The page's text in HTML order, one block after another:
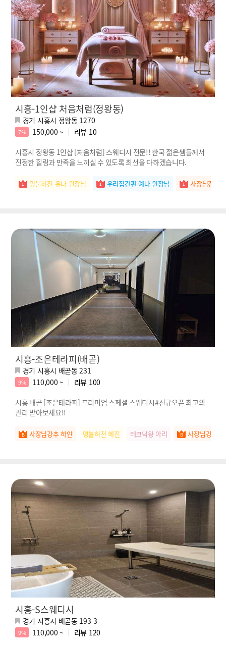
시흥-1인샵 처음처럼(정왕동)
경기 시흥시 정왕동 1270
7% 150,000 ~ 리뷰 10
시흥시 정왕동 1인샵 [처음처럼] 스웨디시 전문!! 한국 젊은쌤들께서
진정한 힐링과 만족을 느끼실 수 있도록 최선을 다하겠습니다.
명불허전 유나 원장님 우리집간판 예나 원장님 사장님강추
시흥-조은테라피(배곧)
경기 시흥시 배곧동 231
9% 110,000 ~ 리뷰 100
시흥 배곧 [조은테라피] 프리미엄 스페셜 스웨디시#신규오픈 최고의
관리 받아보세요!!
사장님강추 하얀 명불허전 혜진 테크닉왕 아리 사장님강추
시흥-S스웨디시
경기 시흥시 배곧동 193-3
9% 110,000 ~ 리뷰 120